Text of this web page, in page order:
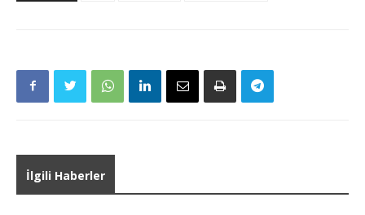
İlgili Haberler